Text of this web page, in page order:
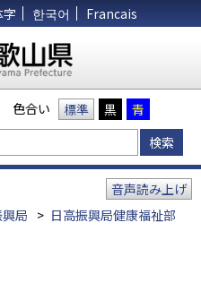
字 한국어 Francais
色合い 標準 黒 青
局 > 日高振興局健康福祉部
音声読み上げ